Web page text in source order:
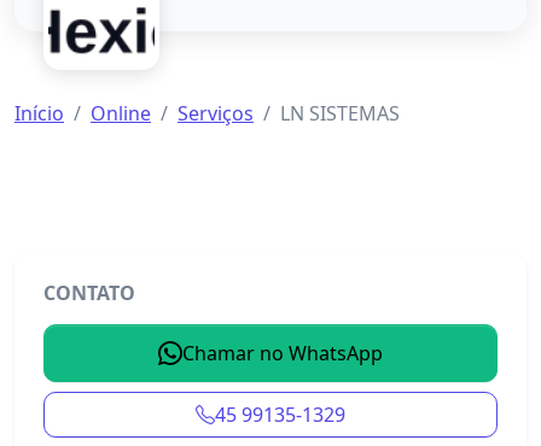
Início Online Serviços LN SISTEMAS
CONTATO
Chamar no WhatsApp
45 99135-1329